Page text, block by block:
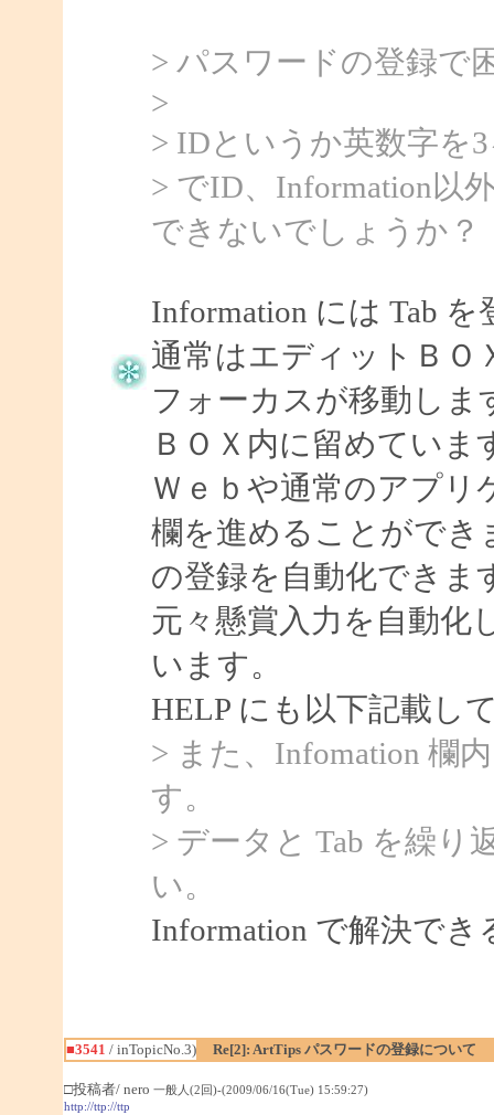
> パスワードの登録で
>
> IDというか英数字を
> でID、Information以
できないでしょうか？
Information には Tab
通常はエディットＢＯ
フォーカスが移動し
ＢＯＸ内に留めていま
Ｗｅｂや通常のアプリ
欄を進めることができ
の登録を自動化できま
元々懸賞入力を自動化
います。
HELP にも以下記載し
> また、Infomation 欄
す。
> データと Tab を繰り
い。
Information で解決で
■3541 / inTopicNo.3) Re[2]: ArtTips パスワードの登録について
□投稿者/ nero 一般人(2回)-(2009/06/16(Tue) 15:59:27)
http://ttp://ttp